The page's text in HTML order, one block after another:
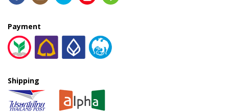
Payment
Shipping